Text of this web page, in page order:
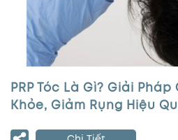
PRP Tóc Là Gì? Giải
Khỏe, Giảm Rụng Hiệu